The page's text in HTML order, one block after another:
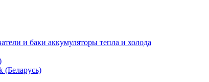
и баки аккумуляторы тепла и холода
(Беларусь)